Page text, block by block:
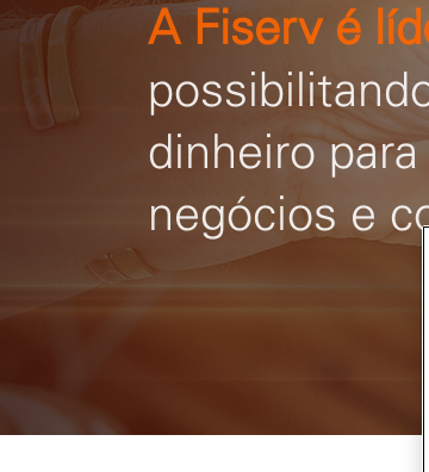
A Fiserv é
dinheiro
negócios e